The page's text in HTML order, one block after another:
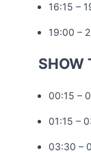
16:15 –
19:00 –
SHOW
00:15 –
01:15 –
03:30 –